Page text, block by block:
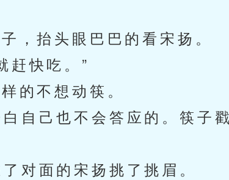
抬头眼巴巴的看宋扬。
快吃。”
的不想动筷。
己也不会答应的。筷子
面的宋扬挑了挑眉。